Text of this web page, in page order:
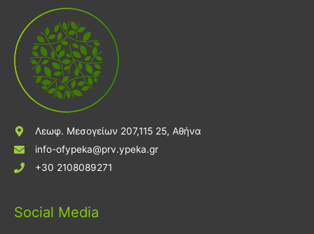
Λεωφ. Μεσογείων 207,115 25, Αθήνα
info-ofypeka@prv.ypeka.gr
+30 2108089271
Social Media